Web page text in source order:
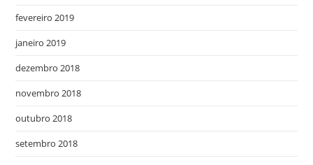
fevereiro 2019
janeiro 2019
dezembro 2018
novembro 2018
outubro 2018
setembro 2018